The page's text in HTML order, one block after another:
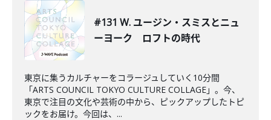
#131 W. ユージン・スミスとニュ
ーヨーク ロフトの時代
東京に集うカルチャーをコラージュしていく10分間
「ARTS COUNCIL TOKYO CULTURE COLLAGE」。今、
東京で注目の文化や芸術の中から、ピックアップしたトピ
ックをお届け。今回は、...